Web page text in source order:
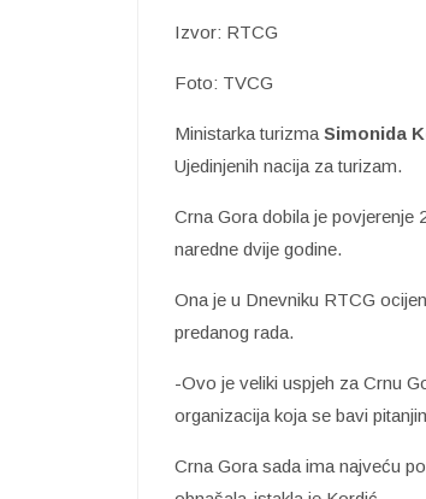
Izvor: RTCG
Foto: TVCG
Ministarka turizma Simonida
Ujedinjenih nacija za turizam.
Crna Gora dobila je povjerenje
naredne dvije godine.
Ona je u Dnevniku RTCG
predanog rada.
-Ovo je veliki uspjeh za Crnu
organizacija koja se bavi
Crna Gora sada ima najveću